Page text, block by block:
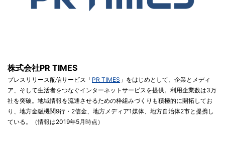
株式会社PR TIMES
プレスリリース配信サービス「PR TIMES 」をはじめとして、企業とメディ
ア、そして生活者をつなぐインターネットサービスを提供。利用企業数は3万
社を突破。地域情報を流通させるための枠組みづくりも積極的に開拓してお
り、地方金融機関9行・2信金、地方メディア1媒体、地方自治体2市と提携し
ている。（情報は2019年5月時点）